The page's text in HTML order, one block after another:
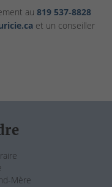
au 819 537‑8828
et un conseiller
Mère